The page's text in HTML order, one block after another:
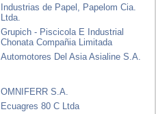
Industrias de Papel, Papelom Cia.
Ltda.
Grupich - Piscicola E Industrial
Chonata Compañia Limitada
Automotores Del Asia Asialine S.A.
OMNIFERR S.A.
Ecuagres 80 C Ltda